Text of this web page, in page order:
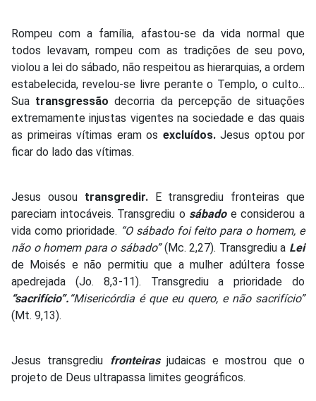
Rompeu com a família, afastou-se da vida normal que
todos levavam, rompeu com as tradições de seu povo,
violou a lei do sábado, não respeitou as hierarquias, a ordem
estabelecida, revelou-se livre perante o Templo, o culto...
Sua transgressão decorria da percepção de situações
extremamente injustas vigentes na sociedade e das quais
as primeiras vítimas eram os excluídos.Jesus optou por
ficar do lado das vítimas.
Jesus ousou transgredir.E transgrediu fronteiras que
pareciam intocáveis. Transgrediu o sábadoe considerou a
vida como prioridade. “O sábado foi feito para o homem, e
não o homem para o sábado”(Mc. 2,27). Transgrediu a Lei
de Moisés e não permitiu que a mulher adúltera fosse
apedrejada (Jo. 8,3-11). Transgrediu a prioridade do
“sacrifício”. “Misericórdia é que eu quero, e não sacrifício”
(Mt. 9,13).
Jesus transgrediu fronteirasjudaicas e mostrou que o
projeto de Deus ultrapassa limites geográficos.